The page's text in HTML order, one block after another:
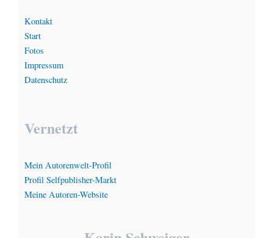
Kontakt
Start
Fotos
Impressum
Datenschutz
Vernetzt
Mein Autorenwelt-Profil
Profil Selfpublisher-Markt
Meine Autoren-Website